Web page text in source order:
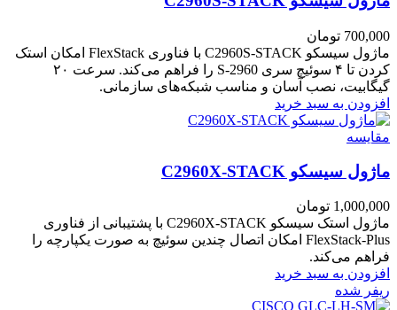
700,000 تومان
ماژول سیسکو C2960S-STACK با فناوری FlexStack امکان استک
کردن تا ۴ سوئیچ سری 2960-S را فراهم می‌کند. سرعت ۲۰
گیگابیت، نصب آسان و مناسب شبکه‌های سازمانی.
افزودن به سبد خرید
مقایسه
ماژول سیسکو C2960X-STACK
1,000,000 تومان
ماژول استک سیسکو C2960X-STACK با پشتیبانی از فناوری
FlexStack-Plus امکان اتصال چندین سوئیچ به صورت یکپارچه را
فراهم می‌کند.
افزودن به سبد خرید
ریفر شده